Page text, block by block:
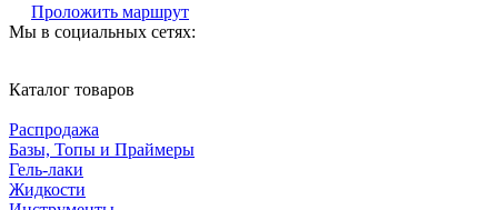
Проложить маршрут
Мы в социальных сетях:
Каталог товаров
Распродажа
Базы, Топы и Праймеры
Гель-лаки
Жидкости